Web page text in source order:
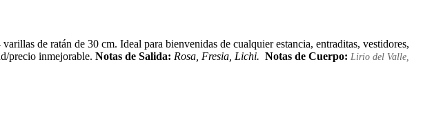
de ratán de 30 cm. Ideal para bienvenidas de cualquier estancia, entraditas, vestidores,
precio inmejorable. Notas de Salida: Rosa, Fresia, Lichi. Notas de Cuerpo: Lirio del Valle